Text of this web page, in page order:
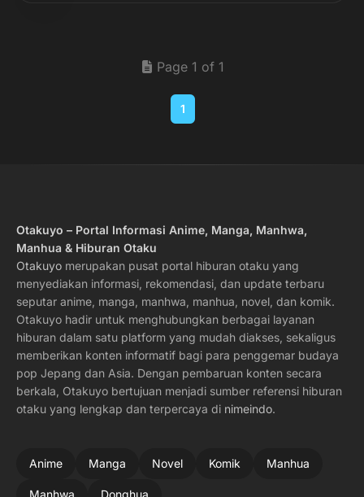
Page 1 of 1
1
Otakuyo – Portal Informasi Anime, Manga, Manhwa,
Manhua & Hiburan Otaku
Otakuyo merupakan pusat portal hiburan otaku yang
menyediakan informasi, rekomendasi, dan update terbaru
seputar anime, manga, manhwa, manhua, novel, dan komik.
Otakuyo hadir untuk menghubungkan berbagai layanan
hiburan dalam satu platform yang mudah diakses, sekaligus
memberikan konten informatif bagi para penggemar budaya
pop Jepang dan Asia. Dengan pembaruan konten secara
berkala, Otakuyo bertujuan menjadi sumber referensi hiburan
otaku yang lengkap dan terpercaya di nimeindo.
Anime Manga Novel Komik Manhua
Manhwa Donghua